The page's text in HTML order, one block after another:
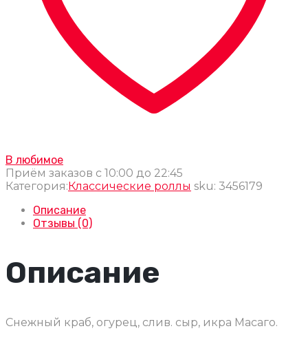
В любимое
Приём заказов с 10:00 до 22:45
Категория:Классические роллы sku: 3456179
Описание
Отзывы (0)
Описание
Снежный краб, огурец, слив. сыр, икра Масаго.